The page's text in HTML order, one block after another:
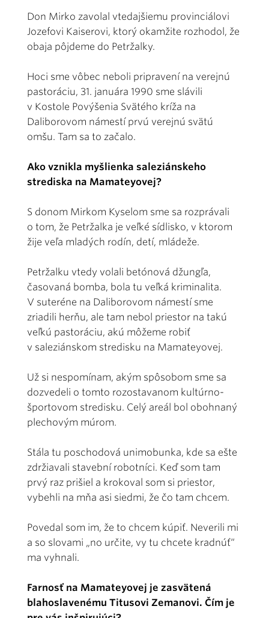
Don Mirko zavolal vtedajšiemu provinciálovi
Jozefovi Kaiserovi, ktorý okamžite rozhodol, že
obaja pôjdeme do Petržalky.
Hoci sme vôbec neboli pripravení na verejnú
pastoráciu, 31. januára 1990 sme slávili
v Kostole Povýšenia Svätého kríža na
Daliborovom námestí prvú verejnú svätú
omšu. Tam sa to začalo.
Ako vznikla myšlienka saleziánskeho
strediska na Mamateyovej?
S donom Mirkom Kyselom sme sa rozprávali
o tom, že Petržalka je veľké sídlisko, v ktorom
žije veľa mladých rodín, detí, mládeže.
Petržalku vtedy volali betónová džungľa,
časovaná bomba, bola tu veľká kriminalita.
V suteréne na Daliborovom námestí sme
zriadili herňu, ale tam nebol priestor na takú
veľkú pastoráciu, akú môžeme robiť
v saleziánskom stredisku na Mamateyovej.
Už si nespomínam, akým spôsobom sme sa
dozvedeli o tomto rozostavanom kultúrno-
športovom stredisku. Celý areál bol obohnaný
plechovým múrom.
Stála tu poschodová unimobunka, kde sa ešte
zdržiavali stavební robotníci. Keď som tam
prvý raz prišiel a krokoval som si priestor,
vybehli na mňa asi siedmi, že čo tam chcem.
Povedal som im, že to chcem kúpiť. Neverili mi
a so slovami „no určite, vy tu chcete kradnúť“
ma vyhnali.
Farnosť na Mamateyovej je zasvätená
blahoslavenému Titusovi Zemanovi. Čím je